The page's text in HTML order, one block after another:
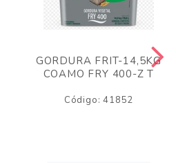
GORDURA FRIT-14,5KG
COAMO FRY 400-Z T
Código: 41852